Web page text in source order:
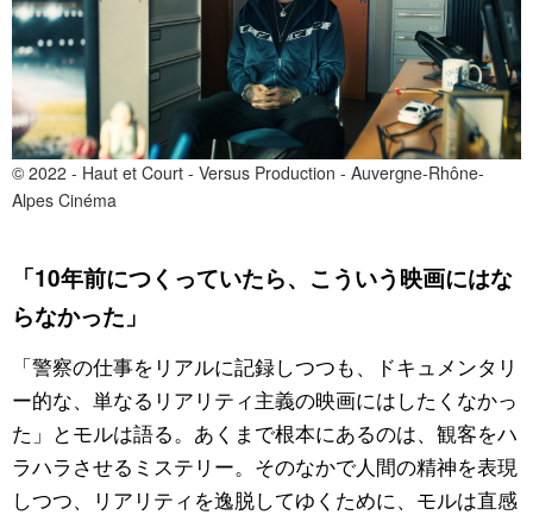
© 2022 - Haut et Court - Versus Production - Auvergne-Rhône-
Alpes Cinéma
「10年前につくっていたら、こういう映画にはな
らなかった」
「警察の仕事をリアルに記録しつつも、ドキュメンタリ
ー的な、単なるリアリティ主義の映画にはしたくなかっ
た」とモルは語る。あくまで根本にあるのは、観客をハ
ラハラさせるミステリー。そのなかで人間の精神を表現
しつつ、リアリティを逸脱してゆくために、モルは直感